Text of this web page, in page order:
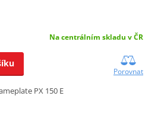
Na centrálním skladu v ČR
Porovnat
PX 150 E